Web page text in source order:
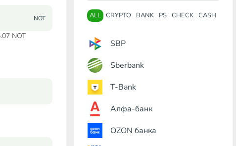
ALL CRYPTO BANK PS CHECK CASH
SBP
Sberbank
T-Bank
Алфа-банк
OZON банка
NOT
NOT